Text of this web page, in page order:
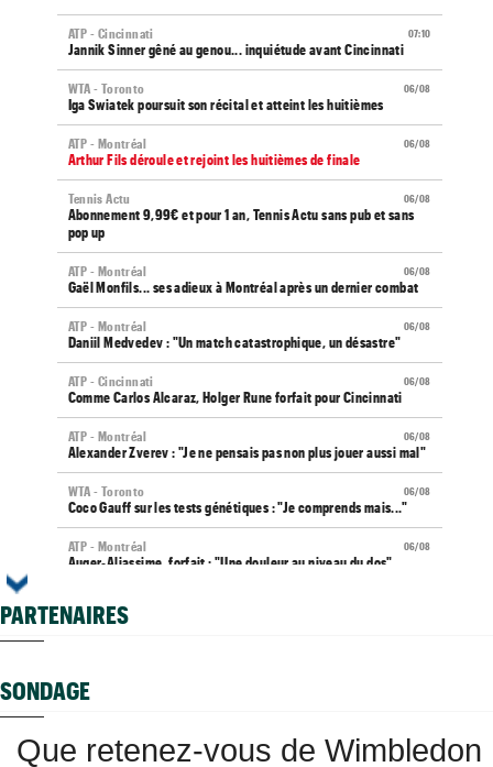
07:10
ATP - Cincinnati
Jannik Sinner gêné au genou... inquiétude avant Cincinnati
06/08
WTA - Toronto
Iga Swiatek poursuit son récital et atteint les huitièmes
06/08
ATP - Montréal
Arthur Fils déroule et rejoint les huitièmes de finale
06/08
Tennis Actu
Abonnement 9,99€ et pour 1 an, Tennis Actu sans pub et sans
pop up
06/08
ATP - Montréal
Gaël Monfils... ses adieux à Montréal après un dernier combat
06/08
ATP - Montréal
Daniil Medvedev : "Un match catastrophique, un désastre"
06/08
ATP - Cincinnati
Comme Carlos Alcaraz, Holger Rune forfait pour Cincinnati
06/08
ATP - Montréal
Alexander Zverev : "Je ne pensais pas non plus jouer aussi mal"
06/08
WTA - Toronto
Coco Gauff sur les tests génétiques : "Je comprends mais..."
06/08
ATP - Montréal
Auger-Aliassime, forfait : "Une douleur au niveau du dos"
Caroline Garcia est devenue maman d’un petit Pablo...
dommage"
PARTENAIRES
SONDAGE
Que retenez-vous de Wimbledon